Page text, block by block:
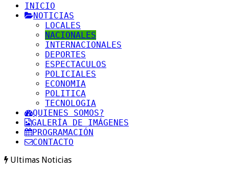
INICIO
NOTICIAS
LOCALES
NACIONALES
INTERNACIONALES
DEPORTES
ESPECTACULOS
POLICIALES
ECONOMIA
POLITICA
TECNOLOGIA
QUIENES SOMOS?
GALERÍA DE IMÁGENES
PROGRAMACIÓN
CONTACTO
Ultimas Noticias